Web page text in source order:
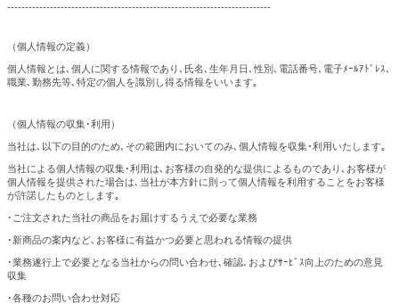
--------------------------------------------------------------------------
（個人情報の定義）
個人情報とは､個人に関する情報であり､氏名､生年月日､性別､電話番号､電子ﾒｰﾙｱﾄﾞﾚｽ､
職業､勤務先等､特定の個人を識別し得る情報をいいます｡
（個人情報の収集･利用）
当社は､以下の目的のため､その範囲内においてのみ､個人情報を収集･利用いたします｡
当社による個人情報の収集･利用は､お客様の自発的な提供によるものであり､お客様が
個人情報を提供された場合は､当社が本方針に則って個人情報を利用することをお客様
が許諾したものとします｡
･ご注文された当社の商品をお届けするうえで必要な業務
･新商品の案内など､お客様に有益かつ必要と思われる情報の提供
･業務遂行上で必要となる当社からの問い合わせ､確認､およびｻｰﾋﾞｽ向上のための意見
収集
･各種のお問い合わせ対応